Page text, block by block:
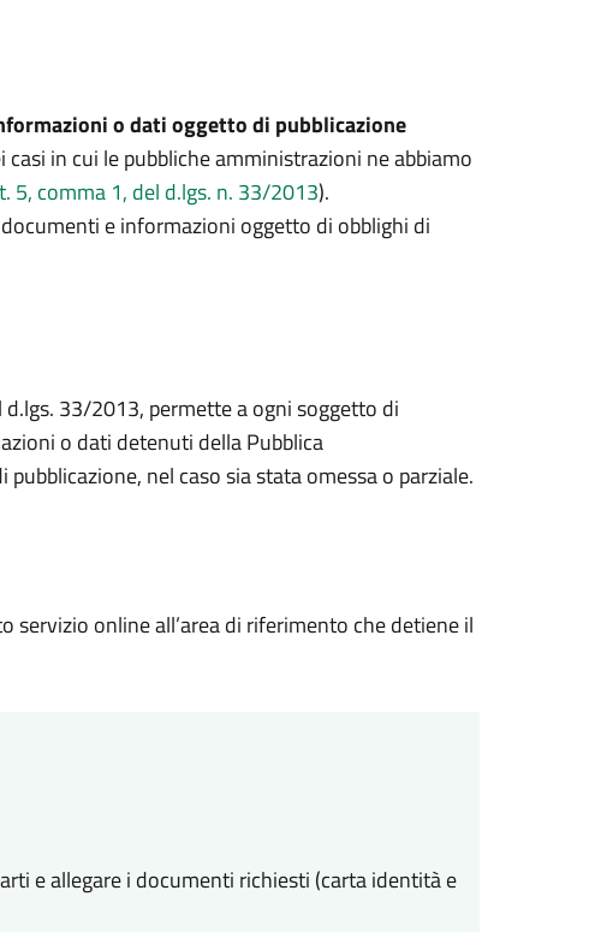
o dati oggetto di pubblicazione
in cui le pubbliche amministrazioni ne abbiamo
5, comma 1, del d.lgs. n. 33/2013).
e informazioni oggetto di obblighi di
d.lgs. 33/2013, permette a ogni soggetto di
o dati detenuti della Pubblica
nel caso sia stata omessa o parziale.
servizio online all’area di riferimento che detiene il
e allegare i documenti richiesti (carta identità e